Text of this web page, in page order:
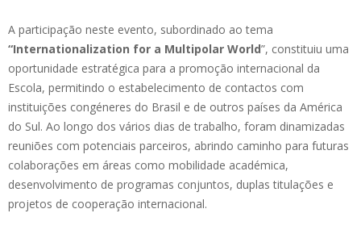
A participação neste evento, subordinado ao tema
“Internationalization for a Multipolar World”, constituiu uma
oportunidade estratégica para a promoção internacional da
Escola, permitindo o estabelecimento de contactos com
instituições congéneres do Brasil e de outros países da América
do Sul. Ao longo dos vários dias de trabalho, foram dinamizadas
reuniões com potenciais parceiros, abrindo caminho para futuras
colaborações em áreas como mobilidade académica,
desenvolvimento de programas conjuntos, duplas titulações e
projetos de cooperação internacional.